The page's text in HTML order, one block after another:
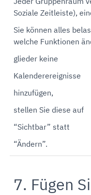
Soziale Zeitleiste),
Sie können alles
welche Funktionen
glieder keine
Kalenderereignisse
hinzufügen,
stellen Sie diese auf
“Sichtbar” statt
“Ändern”.
7. Fügen